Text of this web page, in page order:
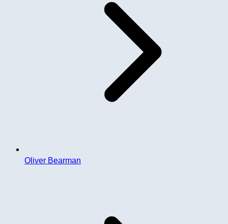
Oliver Bearman